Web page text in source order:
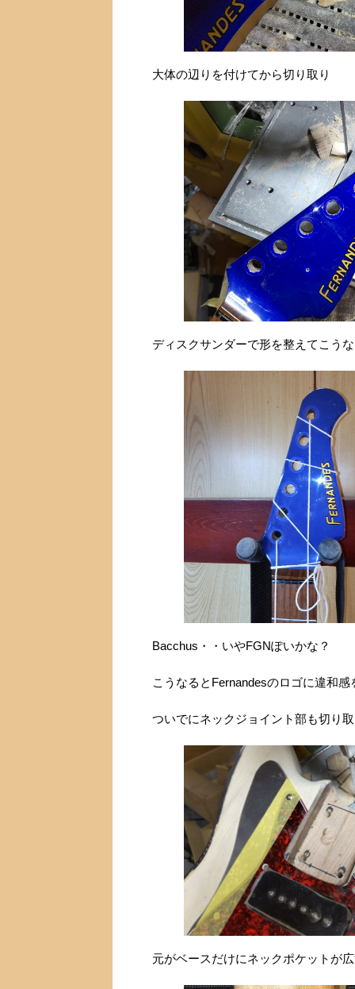
大体の辺りを付けてから切り取り
ディスクサンダーで形を整えてこう
Bacchus・・いやFGNぽいかな？
こうなるとFernandesのロゴに違和
ついでにネックジョイント部も切り
元がベースだけにネックポケットが